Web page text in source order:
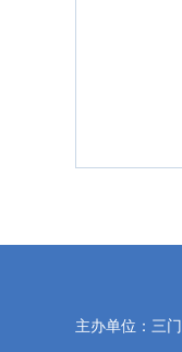
主办单位：三